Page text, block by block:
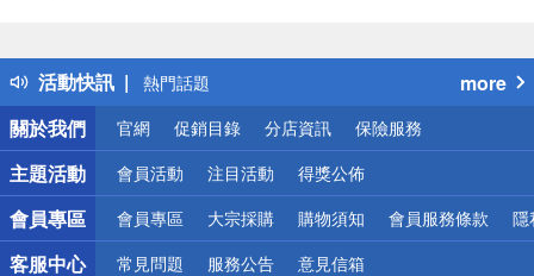
活動快訊
得獎公告
熱門話題
銀行優惠
偏遠地區配送
詐騙網頁！請小心！
more
關於我們
官網 促銷目錄 分店資訊 保險服務
主題活動 會員活動 注目活動 得獎公佈
會員專區 會員專區 大宗採購 購物須知 會員服務條款 隱
客服中心 常見問題 服務公告 意見信箱